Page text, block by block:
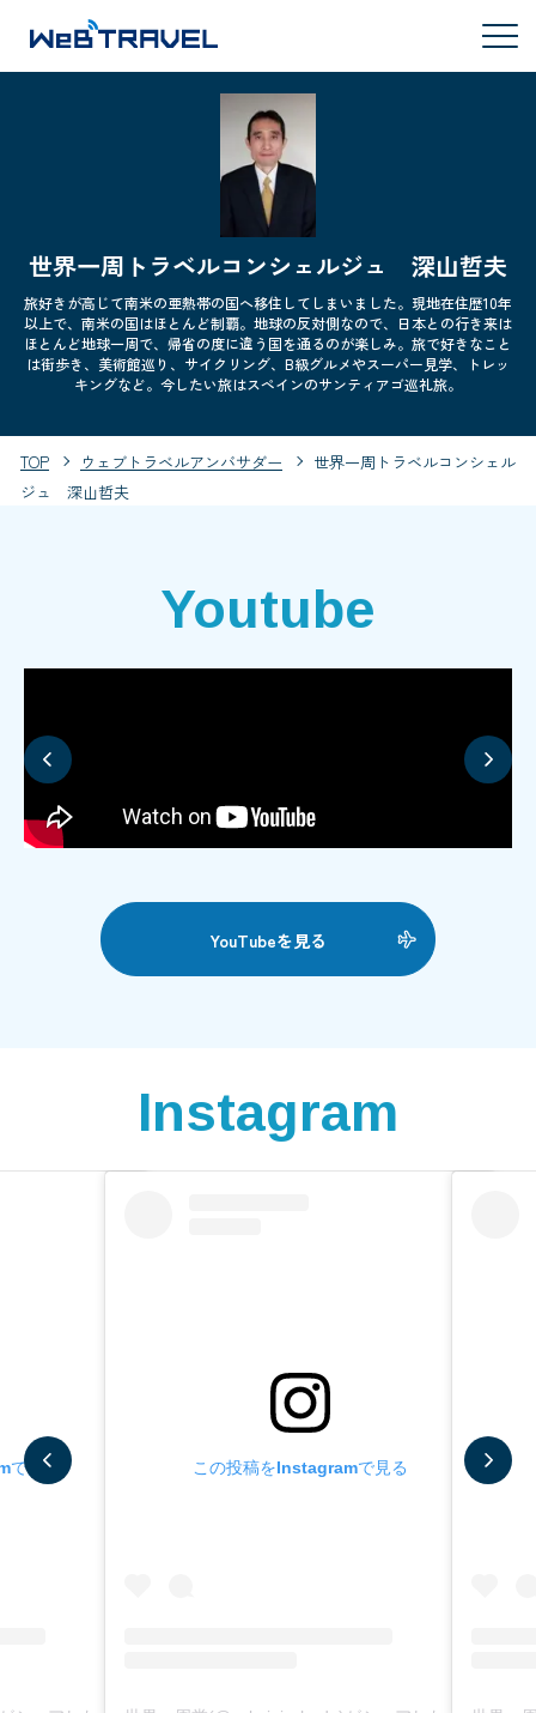
世界一周トラベルコンシェルジュ 深山哲夫
旅好きが高じて南米の亜熱帯の国へ移住してしまいました。現地在住歴10年
以上で、南米の国はほとんど制覇。地球の反対側なので、日本との行き来は
ほとんど地球一周で、帰省の度に違う国を通るのが楽しみ。旅で好きなこと
は街歩き、美術館巡り、サイクリング、B級グルメやスーパー見学、トレッ
キングなど。今したい旅はスペインのサンティアゴ巡礼旅。
TOP ウェブトラベルアンバサダー
世界一周トラベルコンシェル
ジュ 深山哲夫
Youtube
YouTubeを見る
Instagram
見る この投稿をInstagramで見る